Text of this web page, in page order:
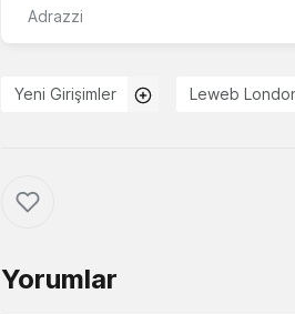
Adrazzi
Yeni Girişimler Leweb
Yorumlar